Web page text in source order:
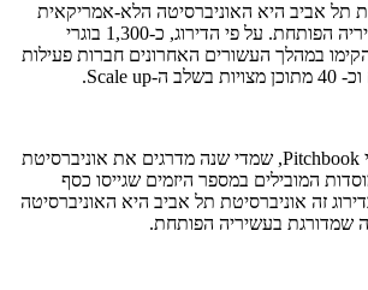
תל אביב היא האוניברסיטה הלא-אמריקאית
היחידה שמדורגת בעשיריה הפותחת. על פי הדירוג, כ-1,300 בוגרי
במהלך העשורים האחרונים חברות פעילות
ה-
Scale up
.
Pitchbook, שמדי שנה מדרגים את אוניברסיטת
המובילים במספר היזמים שגייסו כסף
זה אוניברסיטת תל אביב היא האוניברסיטה
שמדורגת בעשיריה הפותחת.